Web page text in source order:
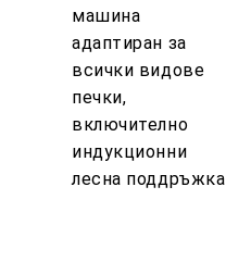
машина
адаптиран за
всички видове
печки,
включително
индукционни
лесна поддръжка